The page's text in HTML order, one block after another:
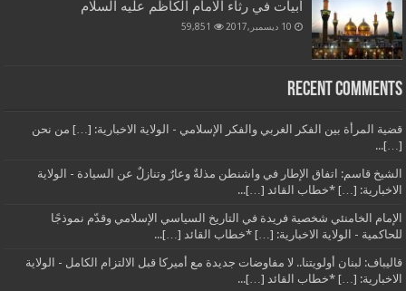
أبيات في رثاء الامام الكاظم عليه السلام
10 ديسمبر,2017 59,851
Recent Comments
قضية المرأة بين الفكر الغربي والفكر الإسلامي - الولاية الاخبارية: […] من نحن
[…]...
الشيخ قاسم: اتفاق الإطار في واشنطن مذلةٌ وعارٌ وتنازلٌ عن السيادة - الولاية
الاخبارية: […] *خطاب القائد […]...
الإمام الخامنئي شخصية فريدة في التاريخ السياسي الإسلامي وقدّم نموذجًا
للحاكمية - الولاية الاخبارية: […] *خطاب القائد […]...
قاليباف: لبنان أولويتنا.. لا مفاوضات جديدة مع أميركا قبل الالتزام الكامل - الولاية
الاخبارية: […] *خطاب القائد […]...